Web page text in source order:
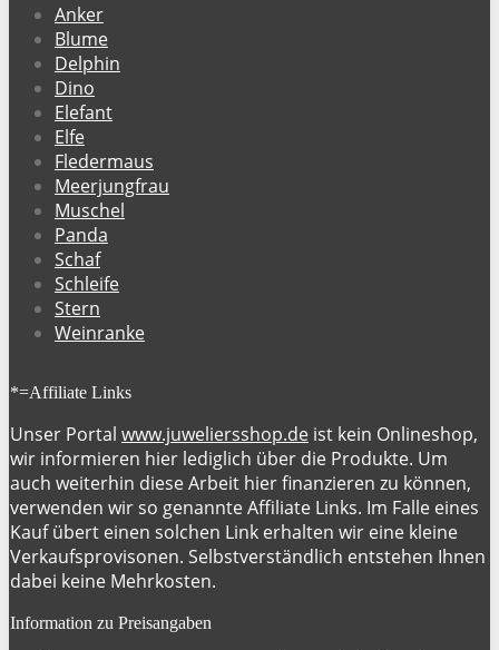
Anker
Blume
Delphin
Dino
Elefant
Elfe
Fledermaus
Meerjungfrau
Muschel
Panda
Schaf
Schleife
Stern
Weinranke
*=Affiliate Links
Unser Portal www.juweliersshop.de ist kein Onlineshop,
wir informieren hier lediglich über die Produkte. Um
auch weiterhin diese Arbeit hier finanzieren zu können,
verwenden wir so genannte Affiliate Links. Im Falle eines
Kauf übert einen solchen Link erhalten wir eine kleine
Verkaufsprovisonen. Selbstverständlich entstehen Ihnen
dabei keine Mehrkosten.
Information zu Preisangaben